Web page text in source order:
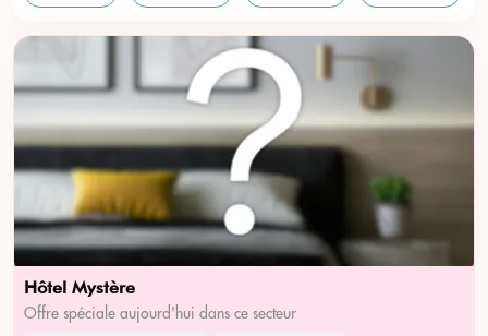
Hôtel Mystère
Offre spéciale aujourd'hui dans ce secteur